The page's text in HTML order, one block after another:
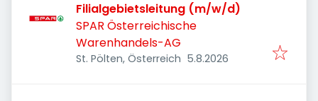
Filialgebietsleitung (m/w/d)
SPAR Österreichische
Warenhandels-AG
St. Pölten, Österreich Veröffentlicht
5.8.2026